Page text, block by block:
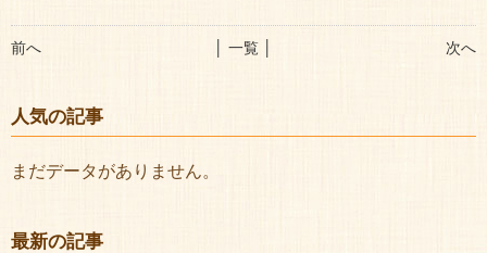
前へ 次へ
│ 一覧 │
人気の記事
まだデータがありません。
最新の記事